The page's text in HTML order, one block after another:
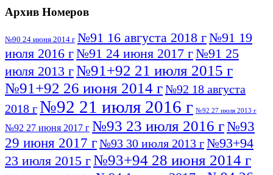
Архив Номеров
№90 24 июня 2014 г №91 16 августа 2018 г№91 19
июля 2016 г№91 24 июня 2017 г№91 25
июля 2013 г№91+92 21 июля 2015 г
№91+92 26 июня 2014 г№92 18 августа
2018 г№92 21 июля 2016 г №92 27 июля 2013 г
№92 27 июня 2017 г №93 23 июля 2016 г№93
29 июня 2017 г№93 30 июля 2013 г№93+94
23 июля 2015 г№93+94 28 июня 2014 г